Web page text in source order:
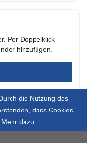
Per Doppelklick
hinzufügen.
die Nutzung des
dass Cookies
Mehr dazu